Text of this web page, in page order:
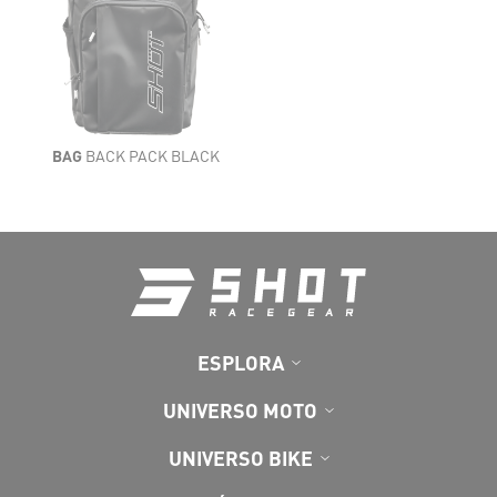
BAGBACK PACK BLACK
ESPLORA
UNIVERSO MOTO
UNIVERSO BIKE